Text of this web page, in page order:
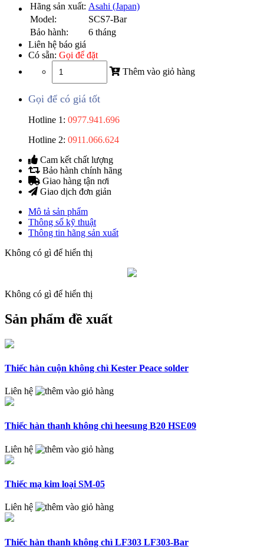
Hãng sản xuất: Asahi (Japan)
Model:
SCS7-Bar
Bảo hành:
6 tháng
Liên hệ báo giá
Có sẵn: Gọi để đặt
Thêm vào giỏ hàng
Gọi để có giá tốt
Hotline 1: 0977.941.696
Hotline 2: 0911.066.624
Cam kết chất lượng
Bảo hành chính hãng
Giao hàng tận nơi
Giao dịch đơn giản
Mô tả sản phẩm
Thông số kỹ thuật
Thông tin hãng sản xuất
Không có gì để hiển thị
Không có gì để hiển thị
Sản phẩm đề xuất
Thiếc hàn cuộn không chì Kester Peace solder
Liên hệ
Thiếc hàn thanh không chì heesung B20 HSE09
Liên hệ
Thiếc mạ kim loại SM-05
Liên hệ
Thiếc hàn thanh không chì LF303 LF303-Bar